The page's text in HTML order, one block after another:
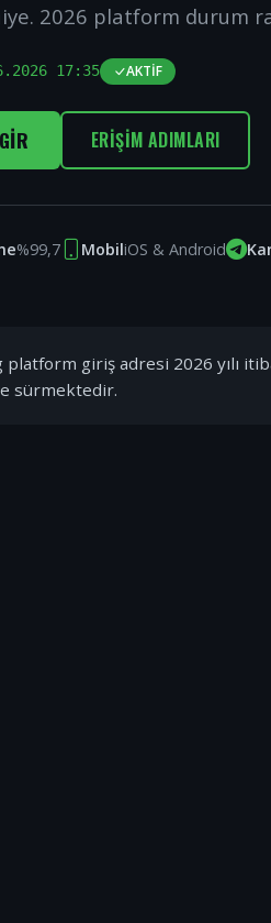
2026 platform durum
17:35 AKTIF
ERIŞIM ADIMLARI
%99,7 MobiliOS & Android
platform giriş adresi 2026 yılı
sürmektedir.